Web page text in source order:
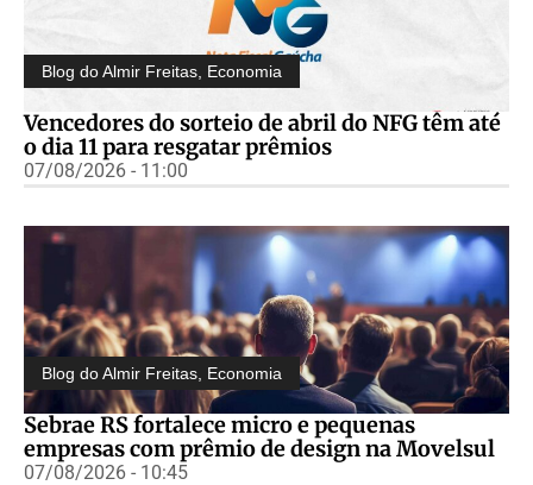
Blog do Almir Freitas Economia
Vencedores do sorteio de abril do NFG têm até
o dia 11 para resgatar prêmios
07/08/2026 - 11:00
Blog do Almir Freitas Economia
Sebrae RS fortalece micro e pequenas
empresas com prêmio de design na Movelsul
07/08/2026 - 10:45